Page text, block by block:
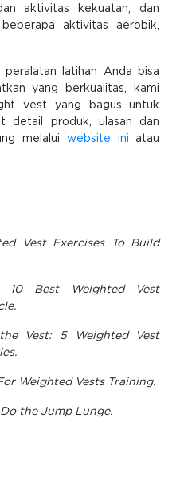
aktivitas kekuatan, dan
aktivitas aerobik,
peralatan latihan Anda bisa
yang berkualitas, kami
vest yang bagus untuk
detail produk, ulasan dan
melalui website ini atau
Vest Exercises To Build
10 Best Weighted Vest
Vest: 5 Weighted Vest
Weighted Vests Training.
the Jump Lunge.